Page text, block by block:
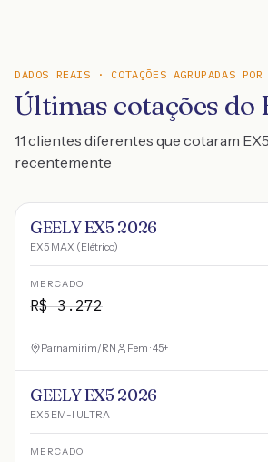
DADOS REAIS · COTAÇÕES AGRUPADAS
Últimas cotações do
11 clientes diferentes que cotaram
recentemente
GEELY EX5 2026
EX5 MAX (Elétrico)
MERCADO
R$3.272
Parnamirim/RN Fem · 45+
GEELY EX5 2026
EX5 EM-I ULTRA
MERCADO